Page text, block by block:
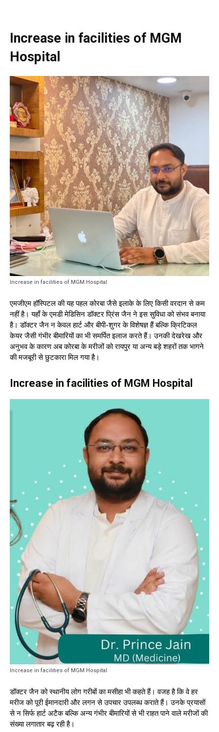
Increase in facilities of MGM
Hospital
Increase in facilities of MGM Hospital
एमजीएम हॉस्पिटल की यह पहल कोरबा जैसे इलाके के लिए किसी वरदान से कम
नहीं है। यहाँ के एमडी मेडिसिन डॉक्टर प्रिंस जैन ने इस सुविधा को संभव बनाया
है। डॉक्टर जैन न केवल हार्ट और बीपी-शुगर के विशेषज्ञ हैं बल्कि क्रिटिकल
केयर जैसी गंभीर बीमारियों का भी समर्पित इलाज करते हैं। उनकी देखरेख और
अनुभव के कारण अब कोरबा के मरीजों को रायपुर या अन्य बड़े शहरों तक भागने
की मजबूरी से छुटकारा मिल गया है।
Increase in facilities of MGM Hospital
Increase in facilities of MGM Hospital
डॉक्टर जैन को स्थानीय लोग गरीबों का मसीहा भी कहते हैं। वजह है कि वे हर
मरीज को पूरी ईमानदारी और लगन से उपचार उपलब्ध कराते हैं। उनके प्रयासों
से न सिर्फ हार्ट अटैक बल्कि अन्य गंभीर बीमारियों से भी राहत पाने वाले मरीजों की
संख्या लगातार बढ़ रही है।